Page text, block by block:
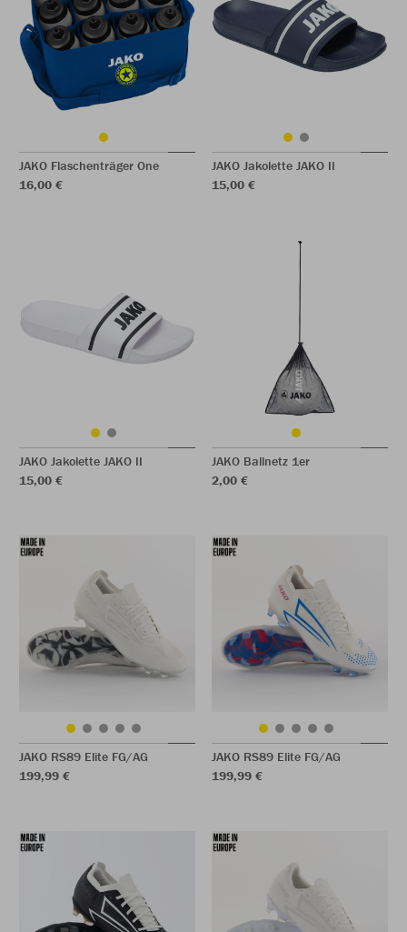
JAKO Flaschenträger One
16,00 €
JAKO Jakolette JAKO II
15,00 €
JAKO Jakolette JAKO II
15,00 €
JAKO Ballnetz 1er
2,00 €
JAKO RS89 Elite FG/AG
199,99 €
JAKO RS89 Elite FG/AG
199,99 €